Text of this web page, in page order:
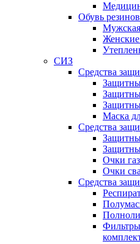
Обувь
СИЗ
Средства
Маска
Средства
Очки
Очки
Средства